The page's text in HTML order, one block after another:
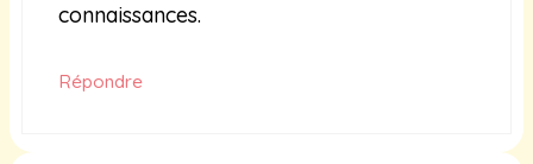
connaissances.
Répondre